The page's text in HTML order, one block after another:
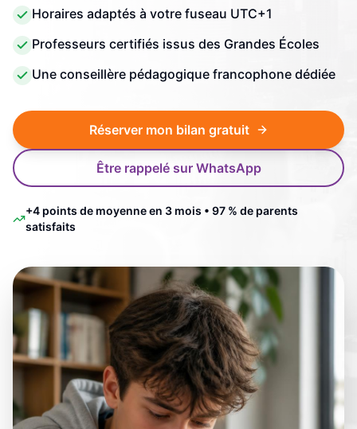
Horaires adaptés à votre fuseau UTC+1
Professeurs certifiés issus des Grandes Écoles
Une conseillère pédagogique francophone dédiée
Réserver mon bilan gratuit
Être rappelé sur WhatsApp
+4 points de moyenne en 3 mois • 97 % de parents
satisfaits